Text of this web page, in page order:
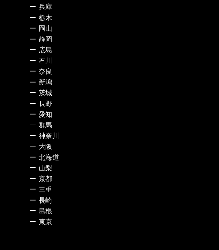
ー 兵庫
ー 栃木
ー 岡山
ー 静岡
ー 広島
ー 石川
ー 奈良
ー 新潟
ー 茨城
ー 長野
ー 愛知
ー 群馬
ー 神奈川
ー 大阪
ー 北海道
ー 山梨
ー 京都
ー 三重
ー 長崎
ー 島根
ー 東京